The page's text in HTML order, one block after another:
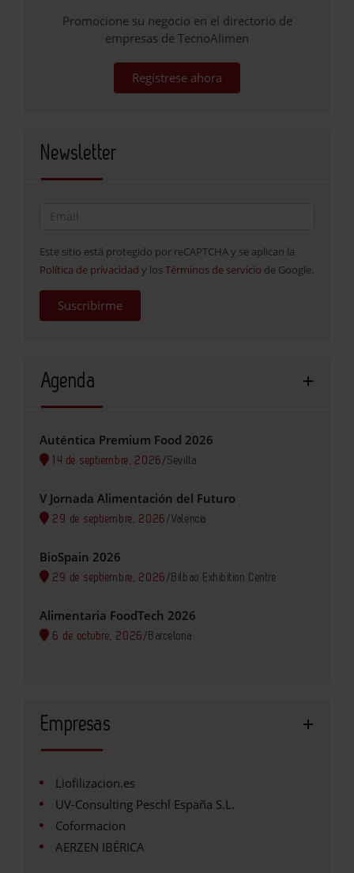
Promocione su negocio en el directorio de
empresas de TecnoAlimen
Regístrese ahora
Newsletter
Este sitio está protegido por reCAPTCHA y se aplican la
Política de privacidad y los Términos de servicio de Google.
Suscribirme
Agenda
Auténtica Premium Food 2026
14 de septiembre, 2026 /Sevilla
V Jornada Alimentación del Futuro
29 de septiembre, 2026 /Valencia
BioSpain 2026
29 de septiembre, 2026 / Bilbao Exhibition Centre
Alimentaria FoodTech 2026
6 de octubre, 2026 / Barcelona
Empresas
Liofilizacion.es
UV-Consulting Peschl España S.L.
Coformacion
AERZEN IBÉRICA